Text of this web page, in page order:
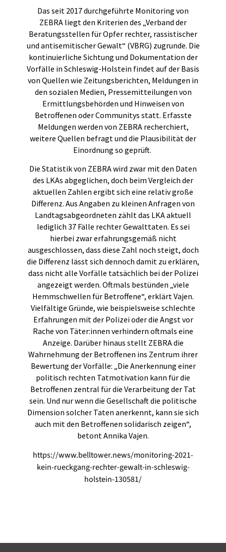
Das seit 2017 durchgeführte Monitoring von
ZEBRA liegt den Kriterien des „Verband der
Beratungsstellen für Opfer rechter, rassistischer
und antisemitischer Gewalt“ (VBRG) zugrunde. Die
kontinuierliche Sichtung und Dokumentation der
Vorfälle in Schleswig-Holstein findet auf der Basis
von Quellen wie Zeitungsberichten, Meldungen in
den sozialen Medien, Pressemitteilungen von
Ermittlungsbehörden und Hinweisen von
Betroffenen oder Communitys statt. Erfasste
Meldungen werden von ZEBRA recherchiert,
weitere Quellen befragt und die Plausibilität der
Einordnung so geprüft.
Die Statistik von ZEBRA wird zwar mit den Daten
des LKAs abgeglichen, doch beim Vergleich der
aktuellen Zahlen ergibt sich eine relativ große
Differenz. Aus Angaben zu kleinen Anfragen von
Landtagsabgeordneten zählt das LKA aktuell
lediglich 37 Fälle rechter Gewalttaten. Es sei
hierbei zwar erfahrungsgemäß nicht
ausgeschlossen, dass diese Zahl noch steigt, doch
die Differenz lässt sich dennoch damit zu erklären,
dass nicht alle Vorfälle tatsächlich bei der Polizei
angezeigt werden. Oftmals bestünden „viele
Hemmschwellen für Betroffene“, erklärt Vajen.
Vielfältige Gründe, wie beispielsweise schlechte
Erfahrungen mit der Polizei oder die Angst vor
Rache von Täter:innen verhindern oftmals eine
Anzeige. Darüber hinaus stellt ZEBRA die
Wahrnehmung der Betroffenen ins Zentrum ihrer
Bewertung der Vorfälle: „Die Anerkennung einer
politisch rechten Tatmotivation kann für die
Betroffenen zentral für die Verarbeitung der Tat
sein. Und nur wenn die Gesellschaft die politische
Dimension solcher Taten anerkennt, kann sie sich
auch mit den Betroffenen solidarisch zeigen“,
betont Annika Vajen.
https://www.belltower.news/monitoring-2021-
kein-rueckgang-rechter-gewalt-in-schleswig-
holstein-130581/